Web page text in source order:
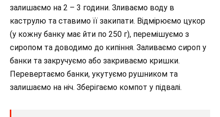
залишаємо на 2 – 3 години. Зливаємо воду в
каструлю та ставимо її закипати. Відмірюємо цукор
(у кожну банку має йти по 250 г), перемішуємо з
сиропом та доводимо до кипіння. Заливаємо сироп у
банки та закручуємо або закриваємо кришки.
Перевертаємо банки, укутуємо рушником та
залишаємо на ніч. Зберігаємо компот у підвалі.